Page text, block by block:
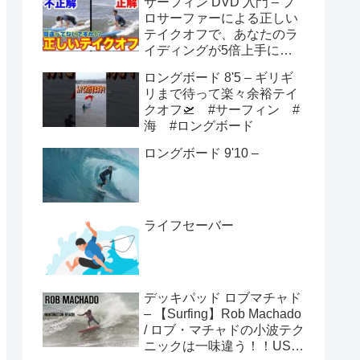
ロサーファーによる正しい
テイクオフで、あなたのラ
イディングが5倍上手にな
ロングボード 8'5 – ギリギ
リまで待って楽々余裕テイ
クオフ🛫 #サーフィン #
海 #ロングボード
ロングボード 9'10 –
ライフセーバー
デッキパッド ロブマチャド
– 【Surfing】Rob Machado
/ ロブ・マチャドの小波テク
ニックは一味違う！！USオ